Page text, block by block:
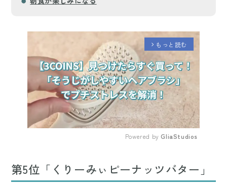
arrow_forward_ios もっと読む
Powered by GliaStudios
第5位「くりーみぃピーナッツバター」